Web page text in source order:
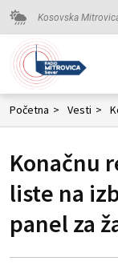
Kosovska
Početna > Vesti >
Konačnu
liste na
panel za